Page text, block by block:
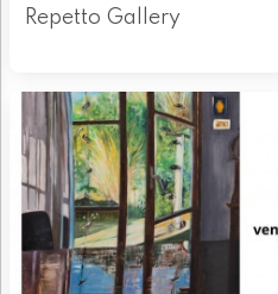
Repetto Gallery